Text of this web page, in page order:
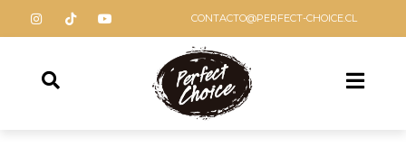
CONTACTO@PERFECT-CHOICE.CL